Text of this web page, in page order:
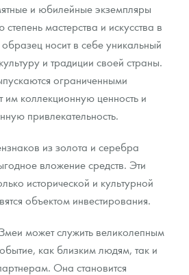
и юбилейные экземпляры
мастерства и искусства в
носит в себе уникальный
и традиции своей страны.
ограниченными
им коллекционную ценность и
привлекательность.
из золота и серебра
вложение средств. Эти
исторической и культурной
объектом инвестирования.
может служить великолепным
как близким людям, так и
Она становится